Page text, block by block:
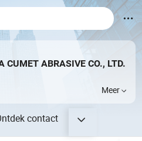
CUMET ABRASIVE CO., LTD.
Meer
contact